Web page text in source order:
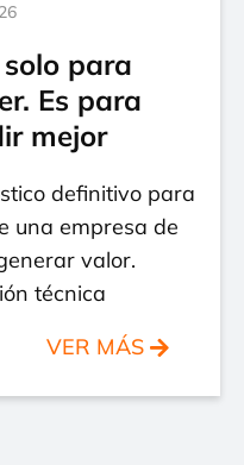
para
Es para
mejor
definitivo para
una empresa de
valor.
técnica
VER MÁS